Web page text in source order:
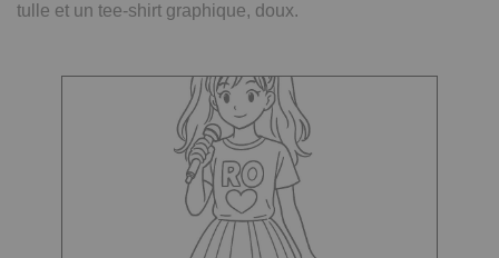
tulle et un tee-shirt graphique, doux.